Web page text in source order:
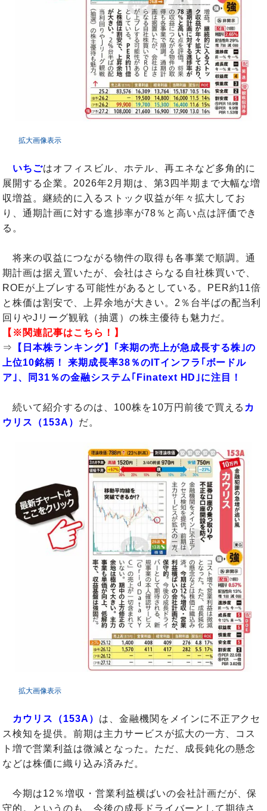
拡大画像表示
いちごはオフィスビル、ホテル、再エネなど多角的に
展開する企業。2026年2月期は、第3四半期まで大幅な増
収増益。継続的に入るストック収益が年々拡大してお
り、通期計画に対する進捗率が78％と高い点は評価でき
る。
将来の収益につながる物件の取得も各事業で順調。通
期計画は据え置いたが、会社はさらなる自社株買いで、
ROEが上ブレする可能性があるとしている。PER約11倍
と株価は割安で、上昇余地が大きい。2％台半ばの配当利
回りやJリーグ観戦（抽選）の株主優待も魅力だ。
【※関連記事はこちら！】
⇒
【日本株ランキング】｢来期の売上が急成長する株｣の
上位10銘柄！ 来期成長率38％のITインフラ｢ボードル
ア｣、同31％の金融システム｢Finatext HD｣に注目！
続いて紹介するのは、100株を10万円前後で買える カ
ウリス（153A） だ。
拡大画像表示
カウリス（153A） は、金融機関をメインに不正アクセ
ス検知を提供。前期は主力サービスが拡大の一方、コス
ト増で営業利益は微減となった。ただ、成長鈍化の懸念
などは株価に織り込み済みだ。
今期は12％増収・営業利益横ばいの会社計画だが、保
守的。というのも、今後の成長ドライバーとして期待さ